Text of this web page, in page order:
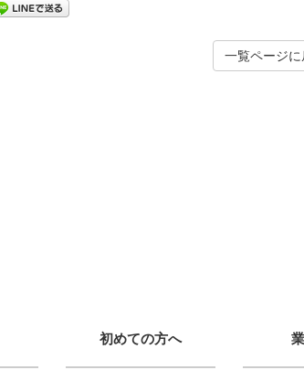
一覧ページに
初めての方へ